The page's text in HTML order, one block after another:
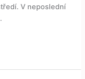
V neposlední